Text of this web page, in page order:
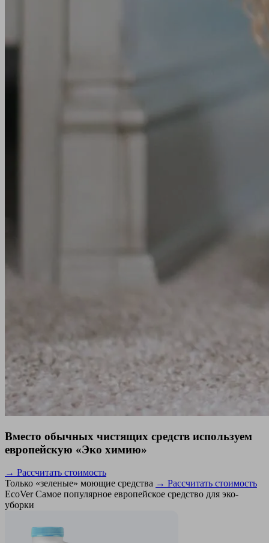
Вместо обычных чистящих средств используем
европейскую «Эко химию»
→ Рассчитать стоимость
Только «зеленые» моющие средства → Рассчитать стоимость
EcoVer Самое популярное европейское средство для эко-
уборки